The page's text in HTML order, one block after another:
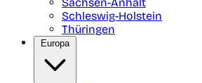
Schleswig-Holstein
Thüringen
Europa